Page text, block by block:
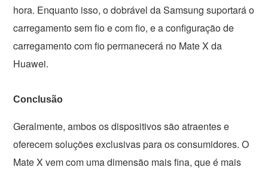
hora. Enquanto isso, o dobrável da Samsung suportará o
carregamento sem fio e com fio, e a configuração de
carregamento com fio permanecerá no Mate X da
Huawei.
Conclusão
Geralmente, ambos os dispositivos são atraentes e
oferecem soluções exclusivas para os consumidores. O
Mate X vem com uma dimensão mais fina, que é mais